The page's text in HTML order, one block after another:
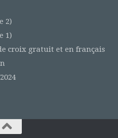
2)
1)
croix gratuit et en français